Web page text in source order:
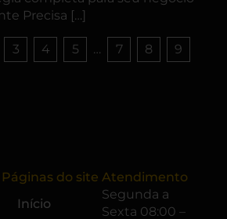
Precisa […]
3 4 5 … 7 8 9
Páginas do site
Início
Atendimento
Segunda a
Sexta 08:00 –